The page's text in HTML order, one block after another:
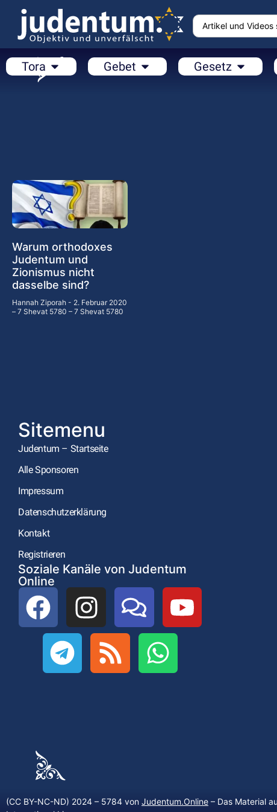
Tora Gebet Gesetz
Warum orthodoxes
Judentum und
Zionismus nicht
dasselbe sind?
Hannah Ziporah
2. Februar 2020
– 7 Shevat 5780 – 7 Shevat 5780
Sitemenu
Judentum – Startseite
Alle Sponsoren
Impressum
Datenschutzerklärung
Kontakt
Registrieren
Soziale Kanäle von Judentum
Online
(CC BY-NC-ND) 2024 – 5784 von Judentum.Online – Das Material